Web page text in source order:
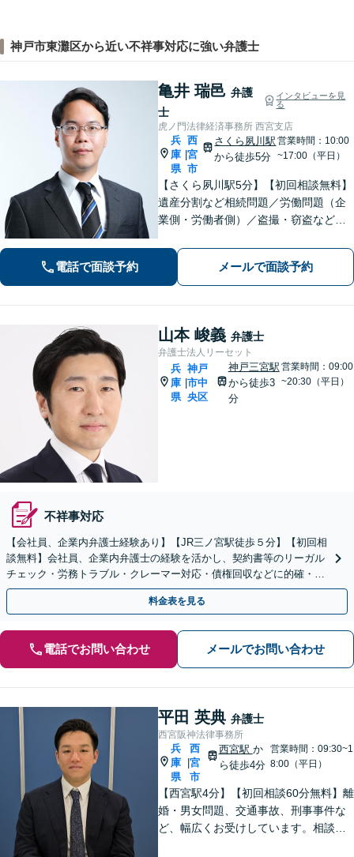
神戸市東灘区から近い不祥事対応に強い弁護士
亀井 瑞邑 弁護
士
インタビューを見
る
虎ノ門法律経済事務所 西宮支店
兵
庫
県
|
西
宮
市
さくら夙川駅
から徒歩5分
営業時間：10:00
~17:00（平日）
【さくら夙川駅5分】【初回相談無料】
遺産分割など相続問題／労働問題（企
業側・労働者側）／盗撮・窃盗など刑
お任せください。粘り強く的確な交渉
力と速やかな行動力を活かし、依頼者
さまに有利な解決を目指します
電話で面談予約 メールで面談予約
山本 峻義 弁護士
弁護士法人リーセット
兵
庫
県
神戸
市中
央区
神戸三宮駅
から徒歩3
分
営業時間：09:00
~20:30（平日）
不祥事対応
【会社員、企業内弁護士経験あり】【JR三ノ宮駅徒歩５分】【初回相
談無料】会社員、企業内弁護士の経験を活かし、契約書等のリーガル
チェック・労務トラブル・クレーマー対応・債権回収などに的確・ス
ピーディに対応します。
料金表を見る
電話でお問い合わせ メールでお問い合わせ
平田 英典 弁護士
西宮阪神法律事務所
兵
庫
県
西
宮
市
西宮駅 か
ら徒歩4分
営業時間：09:30~1
8:00（平日）
【西宮駅4分】【初回相談60分無料】離
婚・男女問題、交通事故、刑事事件な
ど、幅広くお受けしています。相談者